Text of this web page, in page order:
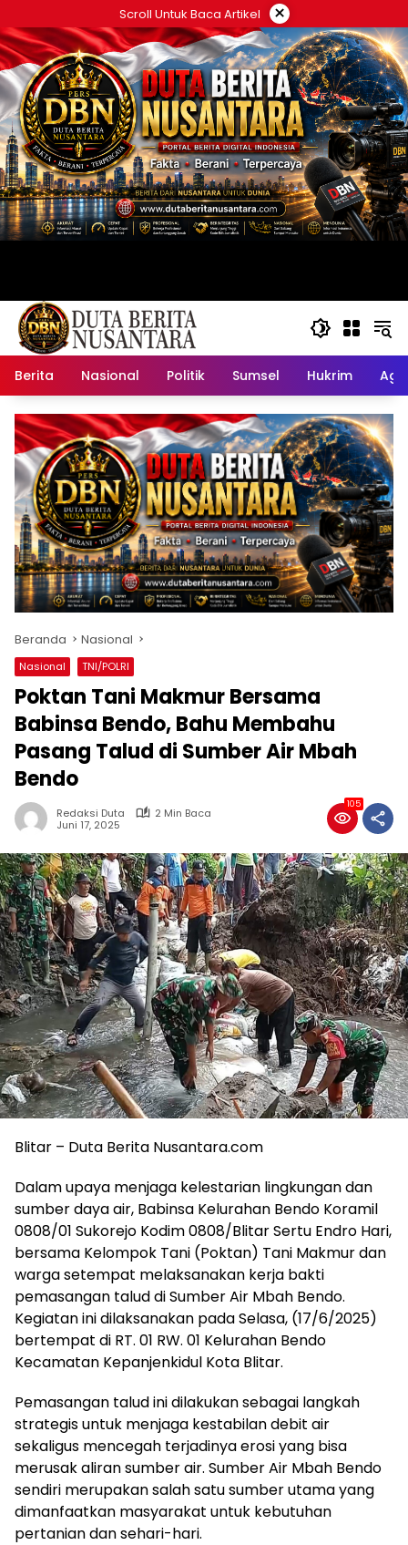
ke
konten
Scroll Untuk Baca Artikel ×
Berita Nasional Politik Sumsel Hukrim
Beranda Nasional
Nasional TNI/POLRI
Poktan Tani Makmur Bersama
Babinsa Bendo, Bahu Membahu
Pasang Talud di Sumber Air Mbah
Bendo
Redaksi Duta
2 Min Baca
Juni 17, 2025
105
Blitar – Duta Berita Nusantara.com
Dalam upaya menjaga kelestarian lingkungan dan
sumber daya air, Babinsa Kelurahan Bendo Koramil
0808/01 Sukorejo Kodim 0808/Blitar Sertu Endro Hari,
bersama Kelompok Tani (Poktan) Tani Makmur dan
warga setempat melaksanakan kerja bakti
pemasangan talud di Sumber Air Mbah Bendo.
Kegiatan ini dilaksanakan pada Selasa, (17/6/2025)
bertempat di RT. 01 RW. 01 Kelurahan Bendo
Kecamatan Kepanjenkidul Kota Blitar.
Pemasangan talud ini dilakukan sebagai langkah
strategis untuk menjaga kestabilan debit air
sekaligus mencegah terjadinya erosi yang bisa
merusak aliran sumber air. Sumber Air Mbah Bendo
sendiri merupakan salah satu sumber utama yang
dimanfaatkan masyarakat untuk kebutuhan
pertanian dan sehari-hari.